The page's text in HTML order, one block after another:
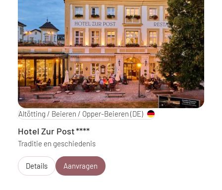
Altötting / Beieren / Opper-Beieren (DE)
Hotel Zur Post****
Traditie en geschiedenis
Details Aanvragen